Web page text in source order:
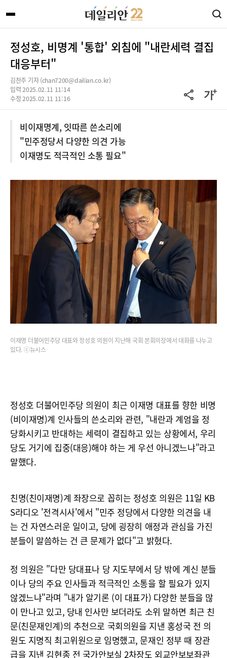
정성호, 비명계 '통합' 외침에 "내란세력 결집
대응부터"
김찬주 기자 (chan7200@dailian.co.kr)
입력 2025.02.11 11:14
수정 2025.02.11 11:16
비이재명계, 잇따른 쓴소리에
"민주정당서 다양한 의견 가능
이재명도 적극적인 소통 필요"
이재명 더불어민주당 대표와 정성호 의원이 지난해 국회 본회의장에서 대화를 나누고
있다. ⓒ뉴시스
정성호 더불어민주당 의원이 최근 이재명 대표를 향한 비명
(비이재명)계 인사들의 쓴소리와 관련, "내란과 계엄을 정
당화시키고 반대하는 세력이 결집하고 있는 상황에서, 우리
당도 거기에 집중(대응)해야 하는 게 우선 아니겠느냐"라고
말했다.
친명(친이재명)계 좌장으로 꼽히는 정성호 의원은 11일 KB
S라디오 '전격시사'에서 "민주 정당에서 다양한 의견을 내
는 건 자연스러운 일이고, 당에 굉장히 애정과 관심을 가진
분들이 말씀하는 건 큰 문제가 없다"고 밝혔다.
정 의원은 "다만 당대표나 당 지도부에서 당 밖에 계신 분들
이나 당의 주요 인사들과 적극적인 소통을 할 필요가 있지
않겠느냐"라며 "내가 알기론 (이 대표가) 다양한 분들을 많
이 만나고 있고, 당내 인사만 보더라도 소위 말하면 최근 친
문(친문재인계)의 추천으로 국회의원을 지낸 홍성국 전 의
원도 지명직 최고위원으로 임명했고, 문재인 정부 때 장관
급을 지낸 김현종 전 국가안보실 2차장도 외교안보보좌관